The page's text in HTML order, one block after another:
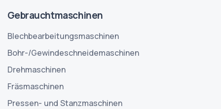
Gebrauchtmaschinen
Blechbearbeitungsmaschinen
Bohr-/Gewindeschneidemaschinen
Drehmaschinen
Fräsmaschinen
Pressen- und Stanzmaschinen